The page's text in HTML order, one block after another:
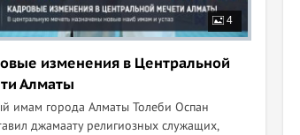
4
изменения в Центральной
Алматы
имам города Алматы Толеби Оспан
джамаату религиозных служащих,